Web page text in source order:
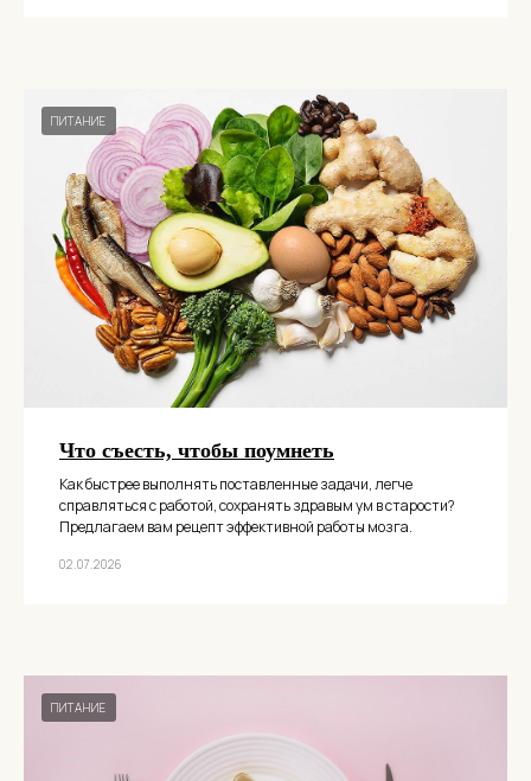
ПИТАНИЕ
Что съесть, чтобы поумнеть
Как быстрее выполнять поставленные задачи, легче
справляться с работой, сохранять здравым ум в старости?
Предлагаем вам рецепт эффективной работы мозга.
02.07.2026
ПИТАНИЕ